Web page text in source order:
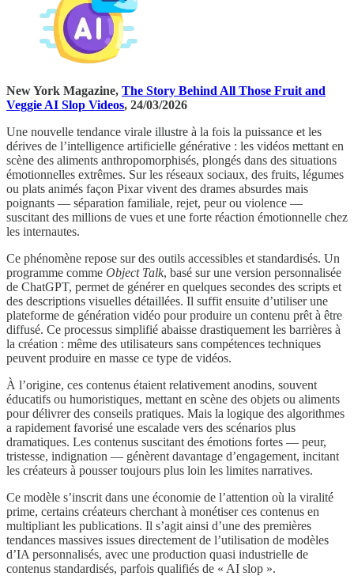
New York Magazine, The Story Behind All Those Fruit and
Veggie AI Slop Videos, 24/03/2026
Une nouvelle tendance virale illustre à la fois la puissance et les
dérives de l’intelligence artificielle générative : les vidéos mettant en
scène des aliments anthropomorphisés, plongés dans des situations
émotionnelles extrêmes. Sur les réseaux sociaux, des fruits, légumes
ou plats animés façon Pixar vivent des drames absurdes mais
poignants — séparation familiale, rejet, peur ou violence —
suscitant des millions de vues et une forte réaction émotionnelle chez
les internautes.
Ce phénomène repose sur des outils accessibles et standardisés. Un
programme comme Object Talk, basé sur une version personnalisée
de ChatGPT, permet de générer en quelques secondes des scripts et
des descriptions visuelles détaillées. Il suffit ensuite d’utiliser une
plateforme de génération vidéo pour produire un contenu prêt à être
diffusé. Ce processus simplifié abaisse drastiquement les barrières à
la création : même des utilisateurs sans compétences techniques
peuvent produire en masse ce type de vidéos.
À l’origine, ces contenus étaient relativement anodins, souvent
éducatifs ou humoristiques, mettant en scène des objets ou aliments
pour délivrer des conseils pratiques. Mais la logique des algorithmes
a rapidement favorisé une escalade vers des scénarios plus
dramatiques. Les contenus suscitant des émotions fortes — peur,
tristesse, indignation — génèrent davantage d’engagement, incitant
les créateurs à pousser toujours plus loin les limites narratives.
Ce modèle s’inscrit dans une économie de l’attention où la viralité
prime, certains créateurs cherchant à monétiser ces contenus en
multipliant les publications. Il s’agit ainsi d’une des premières
tendances massives issues directement de l’utilisation de modèles
d’IA personnalisés, avec une production quasi industrielle de
contenus standardisés, parfois qualifiés de « AI slop ».